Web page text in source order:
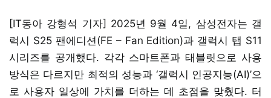
[IT동아 강형석 기자] 2025년 9월 4일, 삼성전자는 갤
럭시 S25 팬에디션(FE – Fan Edition)과 갤럭시 탭 S11
시리즈를 공개했다. 각각 스마트폰과 태블릿으로 사용
방식은 다르지만 최적의 성능과 ‘갤럭시 인공지능(AI)’으
로 사용자 일상에 가치를 더하는 데 초점을 맞췄다. 터